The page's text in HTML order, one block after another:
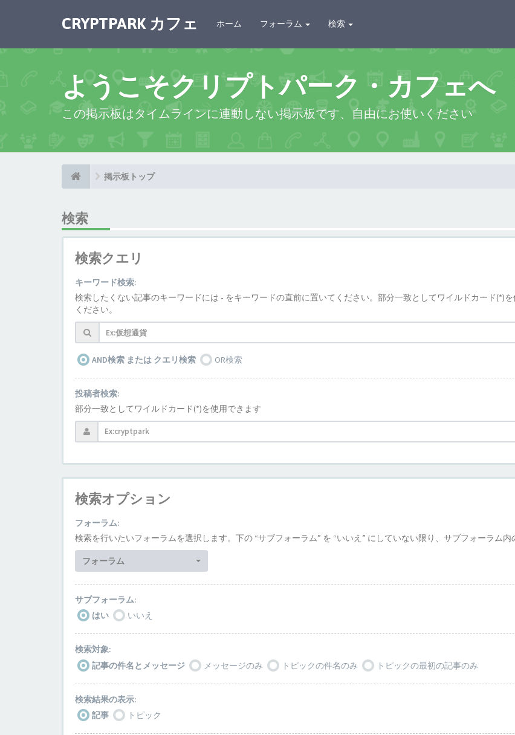
CRYPTPARK カフェ ホーム フォーラム 検索
ようこそクリプトパーク・カフェへ
この掲示板はタイムラインに連動しない掲示板です、自由にお使いください
掲示板トップ
検索
検索クエリ
キーワード検索:
検索したくない記事のキーワードには - をキーワードの直前に置いてください。部分一致としてワイルドカード(*)
ください。
AND検索 または クエリ検索 OR検索
投稿者検索:
部分一致としてワイルドカード(*)を使用できます
検索オプション
フォーラム:
検索を行いたいフォーラムを選択します。下の “サブフォーラム” を “いいえ” にしていない限り、サブフォーラム内
フォーラム
サブフォーラム:
はい
いいえ
検索対象:
記事の件名とメッセージ
メッセージのみ トピックの件名のみ トピックの最初の記事のみ
検索結果の表示:
記事
トピック